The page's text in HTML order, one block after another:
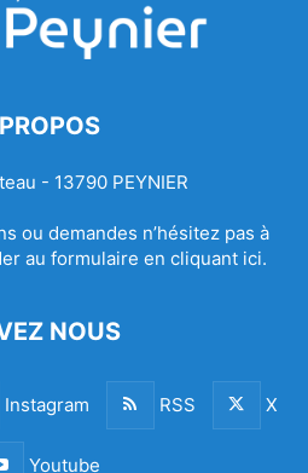
- 13790 PEYNIER
ou demandes n’hésitez pas à
au formulaire en cliquant ici.
NOUS
Instagram RSS X
Youtube